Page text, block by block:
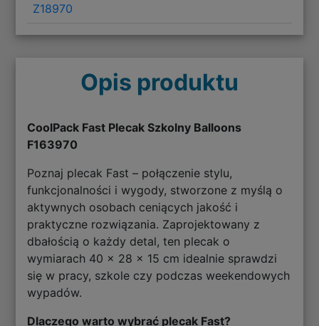
Z18970
Opis produktu
CoolPack Fast Plecak Szkolny Balloons
F163970
Poznaj plecak Fast – połączenie stylu,
funkcjonalności i wygody, stworzone z myślą o
aktywnych osobach ceniących jakość i
praktyczne rozwiązania. Zaprojektowany z
dbałością o każdy detal, ten plecak o
wymiarach 40 x 28 x 15 cm idealnie sprawdzi
się w pracy, szkole czy podczas weekendowych
wypadów.
Dlaczego warto wybrać plecak Fast?